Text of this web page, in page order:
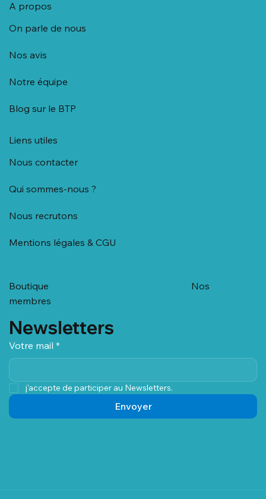
A propos
On parle de nous
Nos avis
Notre équipe
Blog sur le BTP
Liens utiles
Nous contacter
Qui sommes-nous ?
Nous recrutons
Mentions légales & CGU
Boutique
Nos
membres
Votre mail *
j'accepte de participer au Newsletters.
Envoyer
Newsletters